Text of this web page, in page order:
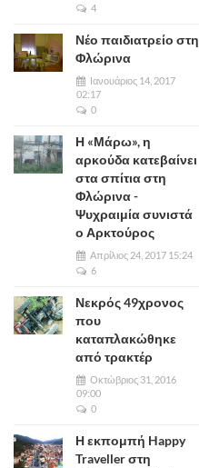
4
Νέο παιδιατρείο στη
Φλώρινα
Ιανουάριος 14, 2017
02:17
0
Η «Μάρω», η
αρκούδα κατεβαίνει
στα σπίτια στη
Φλώρινα -
Ψυχραιμία συνιστά
ο Αρκτούρος
Απρίλιος 24, 2017 15:24
6
Νεκρός 49χρονος
που
καταπλακώθηκε
από τρακτέρ
Οκτώβριος 31, 2016
09:00
0
Η εκπομπή Happy
Traveller στη